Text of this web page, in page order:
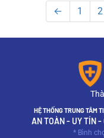
← 1 2
HỆ THỐNG TRUNG TÂM
AN TOÀN - UY TÍN -
* Bình